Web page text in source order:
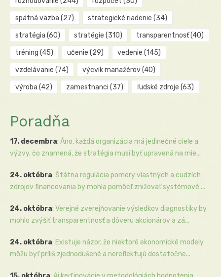
spätná väzba (27) strategické riadenie (34)
stratégia (60) stratégie (310) transparentnosť(40)
tréning (45) učenie (29) vedenie (145)
vzdelávanie (74) výcvik manažérov(40)
výroba (42) zamestnanci (37) ľudské zdroje (63)
Poradňa
17. decembra: Áno, každá organizácia má jedinečné ciele a
výzvy, čo znamená, že stratégia musí byť upravená na mie...
24. októbra: Štátna regulácia pomery vlastných a cudzích
zdrojov financovania by mohla pomôcť znižovať systémové ...
24. októbra: Verejné zverejňovanie výsledkov diagnostiky by
mohlo zvýšiť transparentnosť a dôveru akcionárov a zá...
24. októbra: Existuje názor, že niektoré ekonomické modely
môžu byť príliš zjednodušené a nereflektujú dostatočne...